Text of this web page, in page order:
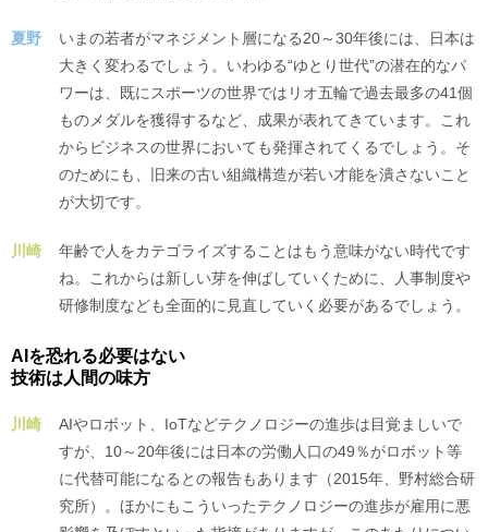
夏野
いまの若者がマネジメント層になる20～30年後には、日本は
大きく変わるでしょう。いわゆる“ゆとり世代”の潜在的なパ
ワーは、既にスポーツの世界ではリオ五輪で過去最多の41個
ものメダルを獲得するなど、成果が表れてきています。これ
からビジネスの世界においても発揮されてくるでしょう。そ
のためにも、旧来の古い組織構造が若い才能を潰さないこと
が大切です。
川崎
年齢で人をカテゴライズすることはもう意味がない時代です
ね。これからは新しい芽を伸ばしていくために、人事制度や
研修制度なども全面的に見直していく必要があるでしょう。
AIを恐れる必要はない
技術は人間の味方
川崎
AIやロボット、IoTなどテクノロジーの進歩は目覚ましいで
すが、10～20年後には日本の労働人口の49％がロボット等
に代替可能になるとの報告もあります（2015年、野村総合研
究所）。ほかにもこういったテクノロジーの進歩が雇用に悪